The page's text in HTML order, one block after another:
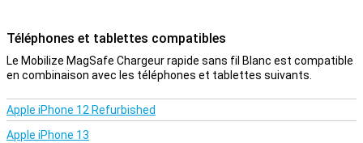
Téléphones et tablettes compatibles
Le Mobilize MagSafe Chargeur rapide sans fil Blanc est compatible
en combinaison avec les téléphones et tablettes suivants.
Apple iPhone 12 Refurbished
Apple iPhone 13